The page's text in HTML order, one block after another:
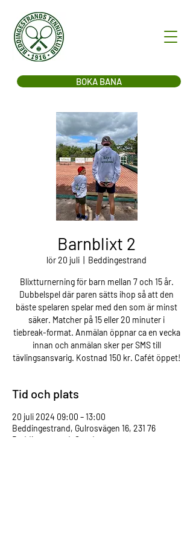
BOKA BANA
Barnblixt 2
lör 20 juli Beddingestrand
Blixtturnerning för barn mellan 7 och 15 år.
Dubbelspel där paren sätts ihop så att den
bäste spelaren spelar med den som är minst
säker. Matcher på 15 eller 20 minuter i
tiebreak-format. Anmälan öppnar ca en vecka
innan och anmälan sker per SMS till
tävlingsansvarig. Kostnad 150 kr. Cafét öppet!
Tid och plats
20 juli 2024 09:00 – 13:00
Beddingestrand, Gulrosvägen 16, 231 76
Beddingestrand, Sweden